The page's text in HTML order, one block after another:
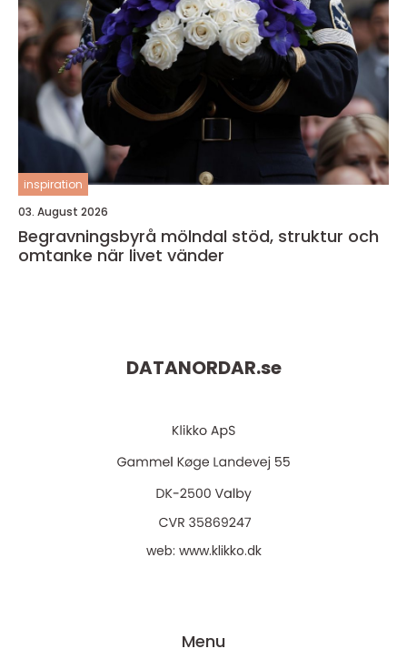
inspiration
03. August 2026
Begravningsbyrå mölndal stöd, struktur och
omtanke när livet vänder
DATANORDAR.se
web: www.klikko.dk
Menu